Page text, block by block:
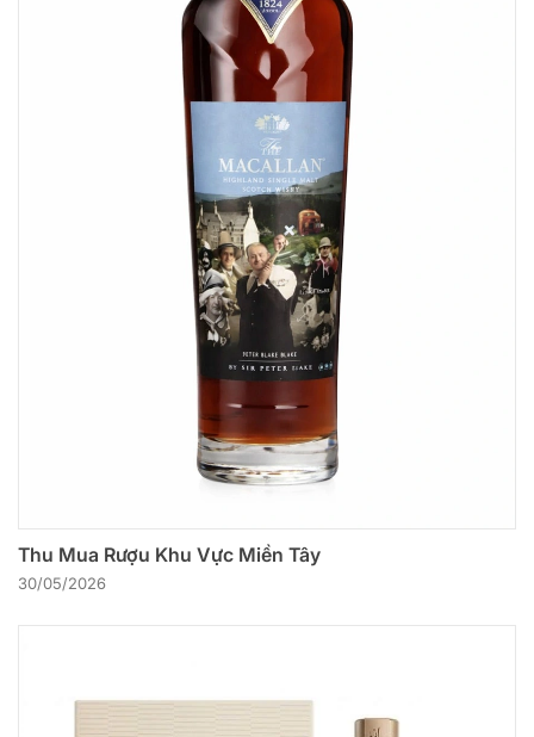
Thu Mua Rượu Khu Vực Miền Tây
30/05/2026